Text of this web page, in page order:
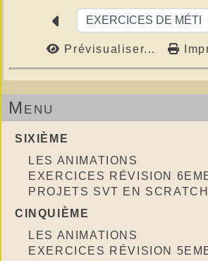
Menu
SIXIÈME
LES ANIMATIONS
EXERCICES RÉVISION
PROJETS SVT EN SCRATCH
CINQUIÈME
LES ANIMATIONS
EXERCICES RÉVISION
Prévisualiser...